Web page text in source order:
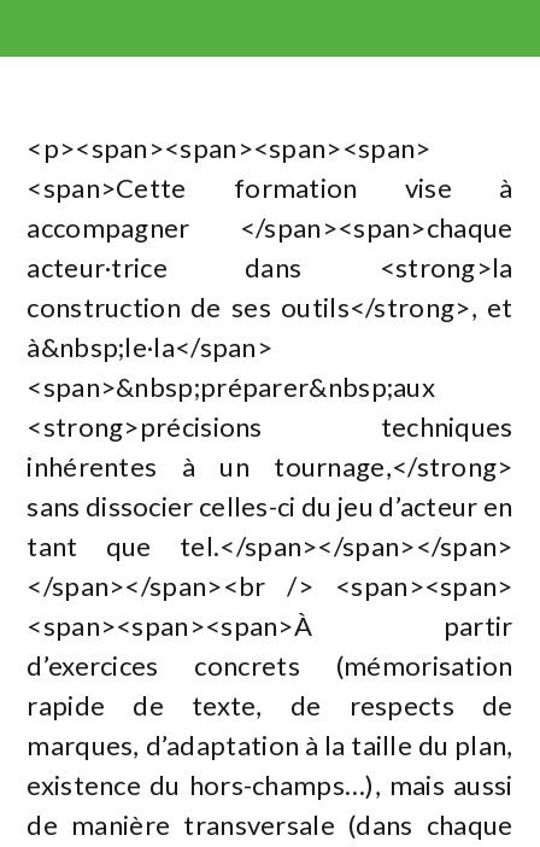
<p><span><span><span><span>
<span>Cette formation vise à
accompagner </span><span>chaque
acteur·trice dans <strong>la
construction de ses outils</strong>, et
à&nbsp;le·la</span>
<span>&nbsp;préparer&nbsp;aux
<strong>précisions techniques
inhérentes à un tournage,</strong>
sans dissocier celles-ci du jeu d’acteur en
tant que tel.</span></span></span>
</span></span><br /> <span><span>
<span><span><span>À partir
d’exercices concrets (mémorisation
rapide de texte, de respects de
marques, d’adaptation à la taille du plan,
existence du hors-champs…), mais aussi
de manière transversale (dans chaque